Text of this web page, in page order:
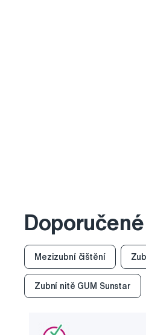
Mezizubní čištění
Zubní nitě GUM Sunstar